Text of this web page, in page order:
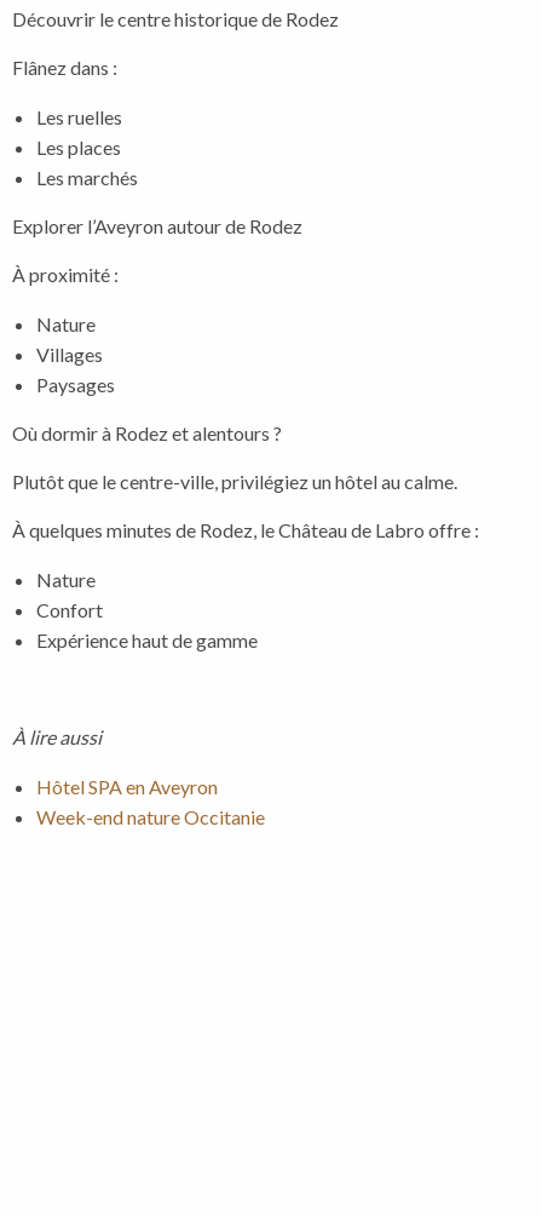
Découvrir le centre historique de Rodez
Flânez dans :
Les ruelles
Les places
Les marchés
Explorer l’Aveyron autour de Rodez
À proximité :
Nature
Villages
Paysages
Où dormir à Rodez et alentours ?
Plutôt que le centre-ville, privilégiez un hôtel au calme.
À quelques minutes de Rodez, le Château de Labro offre :
Nature
Confort
Expérience haut de gamme
À lire aussi
Hôtel SPA en Aveyron
Week-end nature Occitanie